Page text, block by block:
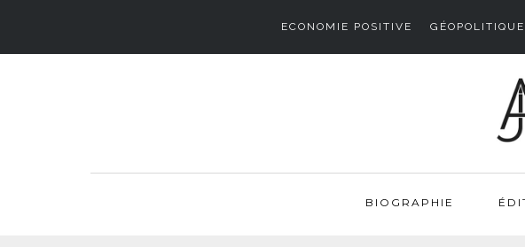
ECONOMIE POSITIVE GÉOPOLITIQUE
BIOGRAPHIE